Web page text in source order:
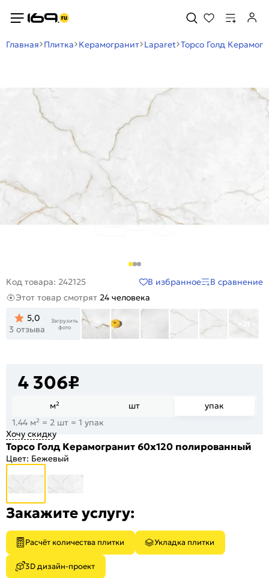
Главная Плитка Керамогранит Laparet Торсо Голд
Код товара: 242125 В избранное
В сравнение
Этот товар смотрят 24 человека
5,0
3 отзыва
Загрузить
фото
+21
4 306₽
м² шт
упак
1.44 м² = 2 шт = 1 упак
Хочу скидку
Торсо Голд Керамогранит 60х120 полированный
Цвет: Бежевый
Закажите услугу:
Расчёт количества плитки Укладка плитки
3D дизайн-проект